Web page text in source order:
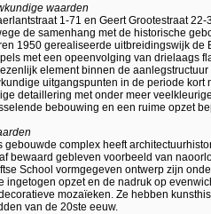
waarden
1-71 en Geert Grootestraat
de samenhang met de historische
1950 gerealiseerde uitbreidingswijk de
met een opeenvolging van drielaags
element binnen de
uitgangspunten in de periode kort
detaillering met onder meer
bebouwing en een ruime opzet
gebouwde complex heeft
bewaard gebleven voorbeeld van
School vormgegeven ontwerp zijn
ingetogen opzet en de nadruk op
mozaïeken. Ze hebben
van de 20ste eeuw.